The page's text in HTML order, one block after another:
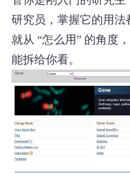
研究员，掌握它的用
就从 “怎么用” 的角度
能拆给你看。